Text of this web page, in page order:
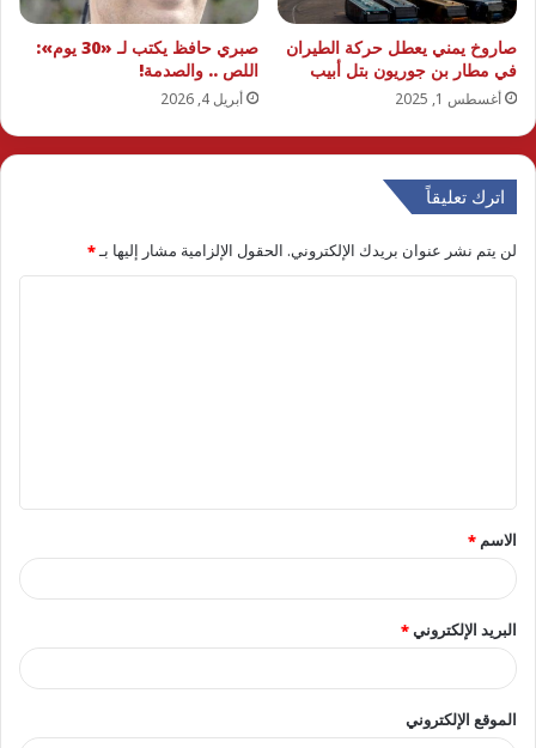
صاروخ يمني يعطل حركة الطيران
في مطار بن جوريون بتل أبيب
أغسطس 1, 2025
صبري حافظ يكتب لـ «30 يوم»:
اللص .. والصدمة!
أبريل 4, 2026
اترك تعليقاً
لن يتم نشر عنوان بريدك الإلكتروني. الحقول الإلزامية مشار إليها بـ*
ق
*
الاسم *
البريد الإلكتروني*
الموقع الإلكتروني